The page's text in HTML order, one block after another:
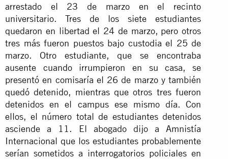
arrestado el 23 de marzo en el recinto
universitario. Tres de los siete estudiantes
quedaron en libertad el 24 de marzo, pero otros
tres más fueron puestos bajo custodia el 25 de
marzo. Otro estudiante, que se encontraba
ausente cuando irrumpieron en su casa, se
presentó en comisaría el 26 de marzo y también
quedó detenido, mientras que otros tres fueron
detenidos en el campus ese mismo día. Con
ellos, el número total de estudiantes detenidos
asciende a 11. El abogado dijo a Amnistía
Internacional que los estudiantes probablemente
serían sometidos a interrogatorios policiales en